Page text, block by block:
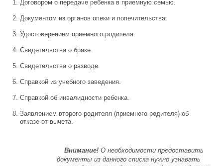
Договором о передаче ребенка в приемную семью.
Документом из органов опеки и попечительства.
Удостоверением приемного родителя.
Свидетельства о браке.
Свидетельства о разводе.
Справкой из учебного заведения.
Справкой об инвалидности ребенка.
Заявлением второго родителя (приемного родителя) об
отказе от вычета.
Внимание! О необходимости предоставить
документы из данного списка нужно узнавать